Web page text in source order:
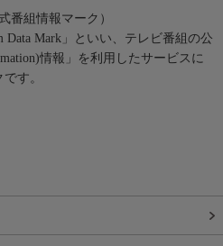
番組情報マーク）
Data Mark」といい、テレビ番組の公
情報」を利用したサービスに
す。